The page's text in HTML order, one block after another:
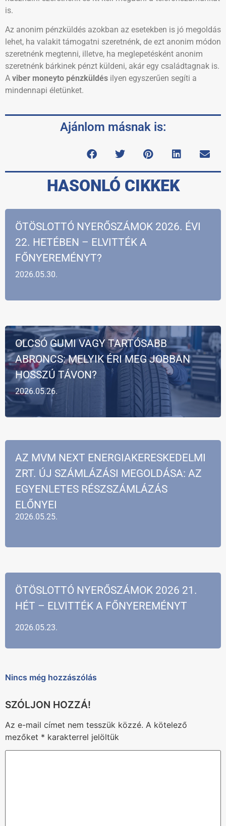
is.
Az anonim pénzküldés azokban az esetekben is jó megoldás
lehet, ha valakit támogatni szeretnénk, de ezt anonim módon
szeretnénk megtenni, illetve, ha meglepetésként anonim
szeretnénk bárkinek pénzt küldeni, akár egy családtagnak is.
A viber moneyto pénzküldés ilyen egyszerűen segíti a
mindennapi életünket.
Ajánlom másnak is:
HASONLÓ CIKKEK
2026.05.30.
ÖTÖSLOTTÓ NYERŐSZÁMOK 2026. ÉVI
22. HETÉBEN – ELVITTÉK A
FŐNYEREMÉNYT?
2026.05.26.
OLCSÓ GUMI VAGY TARTÓSABB
ABRONCS: MELYIK ÉRI MEG JOBBAN
HOSSZÚ TÁVON?
2026.05.25.
AZ MVM NEXT ENERGIAKERESKEDELMI
ZRT. ÚJ SZÁMLÁZÁSI MEGOLDÁSA: AZ
EGYENLETES RÉSZSZÁMLÁZÁS
ELŐNYEI
2026.05.23.
ÖTÖSLOTTÓ NYERŐSZÁMOK 2026 21.
HÉT – ELVITTÉK A FŐNYEREMÉNYT
Nincs még hozzászólás
Az e-mail címet nem tesszük közzé. A kötelező
mezőket * karakterrel jelöltük